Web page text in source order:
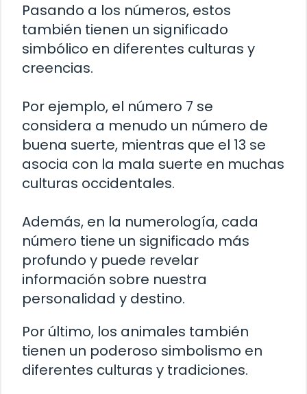
Pasando a los números, estos
también tienen un significado
simbólico en diferentes culturas y
creencias.
Por ejemplo, el número 7 se
considera a menudo un número de
buena suerte, mientras que el 13 se
asocia con la mala suerte en muchas
culturas occidentales.
Además, en la numerología, cada
número tiene un significado más
profundo y puede revelar
información sobre nuestra
personalidad y destino.
Por último, los animales también
tienen un poderoso simbolismo en
diferentes culturas y tradiciones.